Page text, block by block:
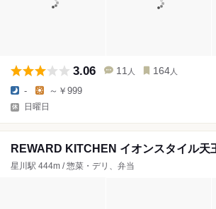
3.06 11 人 164 人
- ～￥999
日曜日
REWARD KITCHEN イオンスタイル天
星川駅 444m / 惣菜・デリ、弁当